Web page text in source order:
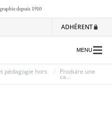
depuis 1910
ADHÉRENT
MENU
pédagogie hors Produire une
ca...